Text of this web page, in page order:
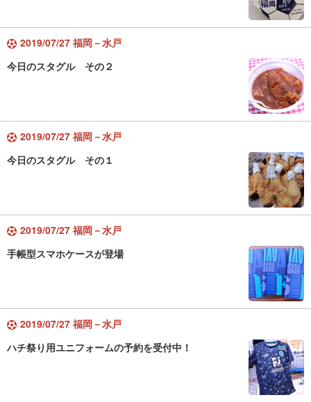
2019/07/27 福岡－水戸
今日のスタグル その２
2019/07/27 福岡－水戸
今日のスタグル その１
2019/07/27 福岡－水戸
手帳型スマホケースが登場
2019/07/27 福岡－水戸
ハチ祭り用ユニフォームの予約を受付中！